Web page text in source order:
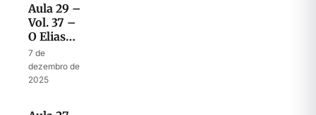
fim?
Aula 29 –
Vol. 37 –
O Elias
dos
últimos
dias
7 de
dezembro de
2025